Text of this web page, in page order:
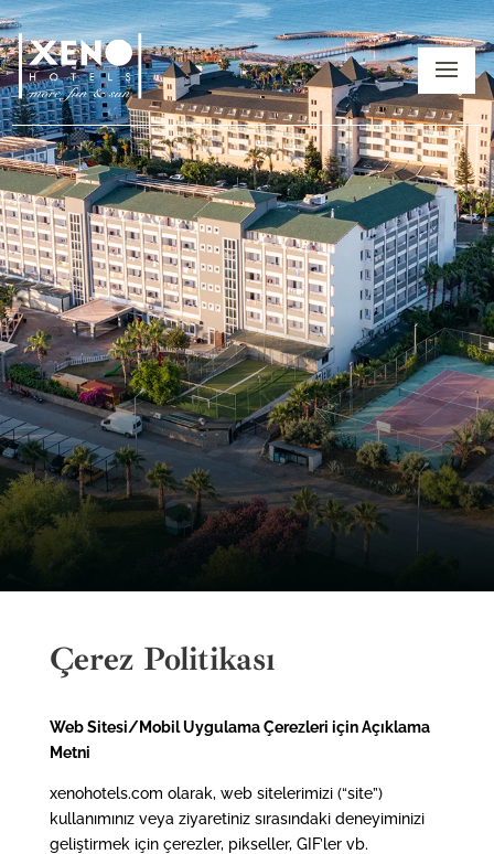
Çerez Politikası
Web Sitesi/Mobil Uygulama Çerezleri için Açıklama
Metni
xenohotels.com olarak, web sitelerimizi (“site”)
kullanımınız veya ziyaretiniz sırasındaki deneyiminizi
geliştirmek için çerezler, pikseller, GIF’ler vb.